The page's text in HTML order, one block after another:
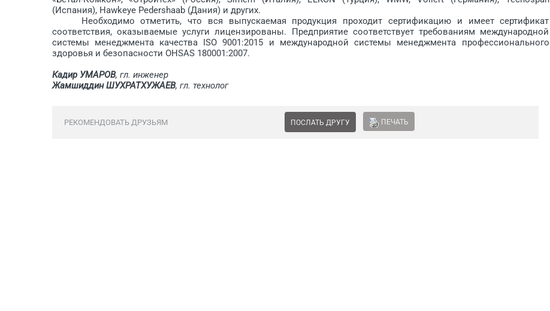
(Испания), Hawkeye Pedershaab (Дания) и других.
Необходимо отметить, что вся выпускаемая продукция проходит сертификацию и имеет сертификат
соответствия, оказываемые услуги лицензированы. Предприятие соответствует требованиям международной
системы менеджмента качества ISO 9001:2015 и международной системы менеджмента профессионального
здоровья и безопасности OHSAS 180001:2007.
Кадир УМАРОВ, гл. инженер
Жамшиддин ШУХРАТХУЖАЕВ, гл. технолог
РЕКОМЕНДОВАТЬ ДРУЗЬЯМ ПОСЛАТЬ ДРУГУ ПЕЧАТЬ